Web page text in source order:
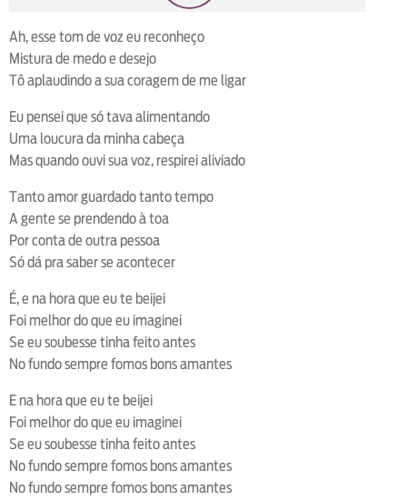
Ah, esse tom de voz eu reconheço
Mistura de medo e desejo
Tô aplaudindo a sua coragem de me ligar
Eu pensei que só tava alimentando
Uma loucura da minha cabeça
Mas quando ouvi sua voz, respirei aliviado
Tanto amor guardado tanto tempo
A gente se prendendo à toa
Por conta de outra pessoa
Só dá pra saber se acontecer
É, e na hora que eu te beijei
Foi melhor do que eu imaginei
Se eu soubesse tinha feito antes
No fundo sempre fomos bons amantes
E na hora que eu te beijei
Foi melhor do que eu imaginei
Se eu soubesse tinha feito antes
No fundo sempre fomos bons amantes
No fundo sempre fomos bons amantes